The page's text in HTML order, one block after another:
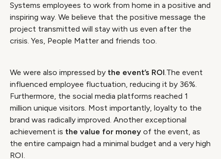
Systems employees to work from home in a positive and
inspiring way. We believe that the positive message the
project transmitted will stay with us even after the
crisis. Yes, People Matter and friends too.
We were also impressed by the event’s ROI.The event
influenced employee fluctuation, reducing it by 36%.
Furthermore, the social media platforms reached 1
million unique visitors. Most importantly, loyalty to the
brand was radically improved. Another exceptional
achievement is the value for money of the event, as
the entire campaign had a minimal budget and a very high
ROI.